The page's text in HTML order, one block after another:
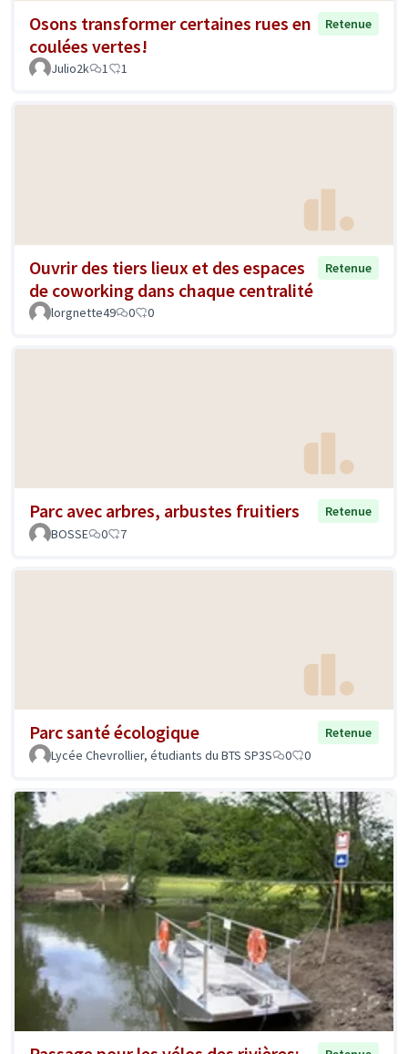
Osons transformer certaines rues en
coulées vertes!
Retenue
Julio2k 1 1
Ouvrir des tiers lieux et des espaces
de coworking dans chaque centralité
Retenue
lorgnette49 0 0
Parc avec arbres, arbustes fruitiers
Retenue
BOSSE
0 7
Parc santé écologique
Retenue
Lycée Chevrollier, étudiants du BTS SP3S
0 0